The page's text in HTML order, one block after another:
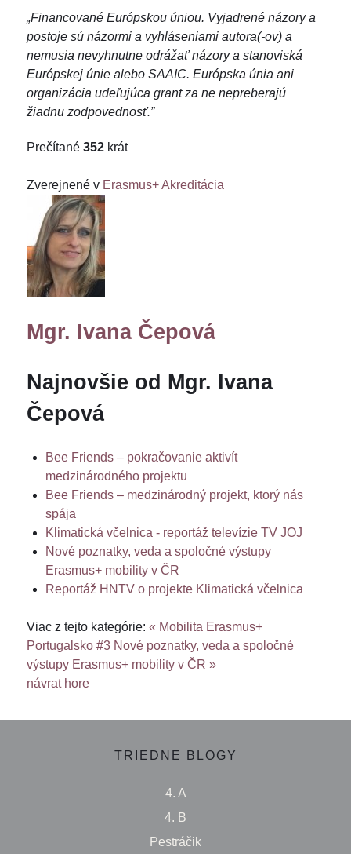
„Financované Európskou úniou. Vyjadrené názory a
postoje sú názormi a vyhláseniami autora(-ov) a
nemusia nevyhnutne odrážať názory a stanoviská
Európskej únie alebo SAAIC. Európska únia ani
organizácia udeľujúca grant za ne nepreberajú
žiadnu zodpovednosť.”
Prečítané 352 krát
Zverejnené v Erasmus+ Akreditácia
Mgr. Ivana Čepová
Najnovšie od Mgr. Ivana
Čepová
Bee Friends – pokračovanie aktivít
medzinárodného projektu
Bee Friends – medzinárodný projekt, ktorý nás
spája
Klimatická včelnica - reportáž televízie TV JOJ
Nové poznatky, veda a spoločné výstupy
Erasmus+ mobility v ČR
Reportáž HNTV o projekte Klimatická včelnica
Viac z tejto kategórie: « Mobilita Erasmus+
Portugalsko #3 Nové poznatky, veda a spoločné
výstupy Erasmus+ mobility v ČR »
návrat hore
TRIEDNE BLOGY
4. A
4. B
Pestráčik